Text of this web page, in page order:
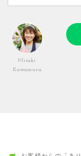
Misaki
Kawamura